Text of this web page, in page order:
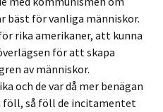
bäst för vanliga människor.
rika amerikaner, att kunna
för att skapa
av människor.
och de var då mer benägan
föll, så föll de incitamentet